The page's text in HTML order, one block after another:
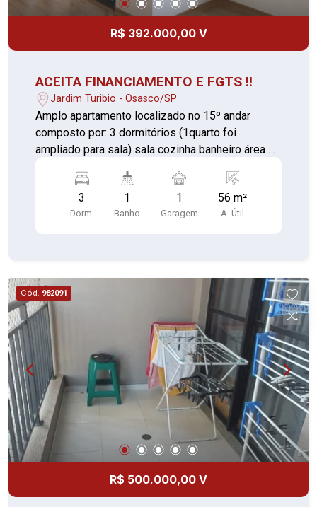
R$ 392.000,00 V
ACEITA FINANCIAMENTO E FGTS !!
Jardim Turibio - Osasco/SP
Amplo apartamento localizado no 15º andar
composto por: 3 dormitórios (1quarto foi
ampliado para sala) sala cozinha banheiro área de
salão de festas piscina playground 1 vaga de
garagem Piso vinílico e piso frio nas áreas
molhadas. Telas de proteção nas janelas e
3
Dorm.
1
Banho
1
Garagem
56 m²
A. Útil
Cód. 982091
R$ 500.000,00 V